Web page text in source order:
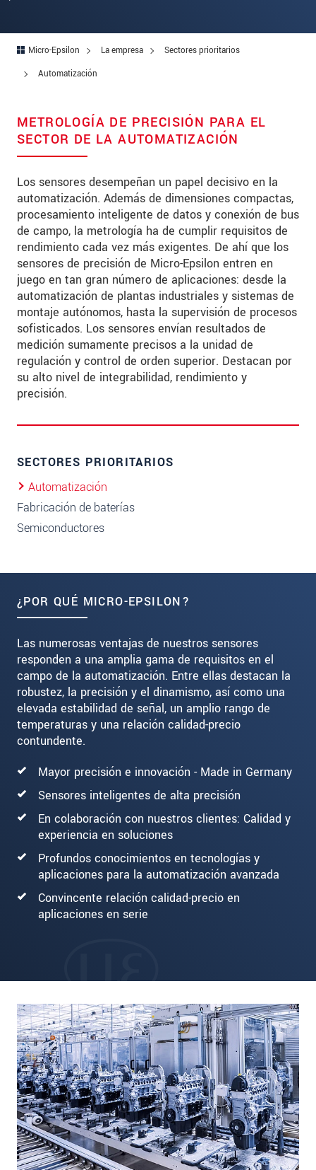
Micro-Epsilon La empresa
Sectores prioritarios
Automatización
METROLOGÍA DE PRECISIÓN PARA EL
SECTOR DE LA AUTOMATIZACIÓN
Los sensores desempeñan un papel decisivo en la
automatización. Además de dimensiones compactas,
procesamiento inteligente de datos y conexión de bus
de campo, la metrología ha de cumplir requisitos de
rendimiento cada vez más exigentes. De ahí que los
sensores de precisión de Micro-Epsilon entren en
juego en tan gran número de aplicaciones: desde la
automatización de plantas industriales y sistemas de
montaje autónomos, hasta la supervisión de procesos
sofisticados. Los sensores envían resultados de
medición sumamente precisos a la unidad de
regulación y control de orden superior. Destacan por
su alto nivel de integrabilidad, rendimiento y
precisión.
SECTORES PRIORITARIOS
Automatización
Fabricación de baterías
Semiconductores
¿POR QUÉ MICRO-EPSILON?
Las numerosas ventajas de nuestros sensores
responden a una amplia gama de requisitos en el
campo de la automatización. Entre ellas destacan la
robustez, la precisión y el dinamismo, así como una
elevada estabilidad de señal, un amplio rango de
temperaturas y una relación calidad-precio
contundente.
Mayor precisión e innovación - Made in Germany
Sensores inteligentes de alta precisión
En colaboración con nuestros clientes: Calidad y
experiencia en soluciones
Profundos conocimientos en tecnologías y
aplicaciones para la automatización avanzada
Convincente relación calidad-precio en
aplicaciones en serie